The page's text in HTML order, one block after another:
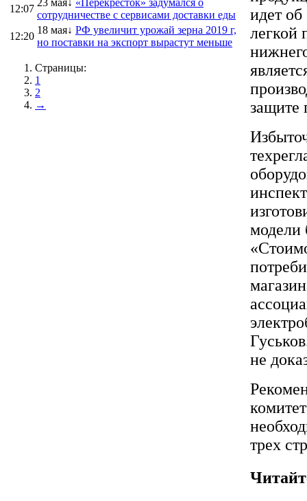
12:07
сотрудничестве с сервисами доставки еды
12:20
18 мая↓ РФ увеличит урожай зерна 2019 г,
но поставки на экспорт вырастут меньше
Страницы:
1
2
→
идет об
легкой
защите
модели
не
трех